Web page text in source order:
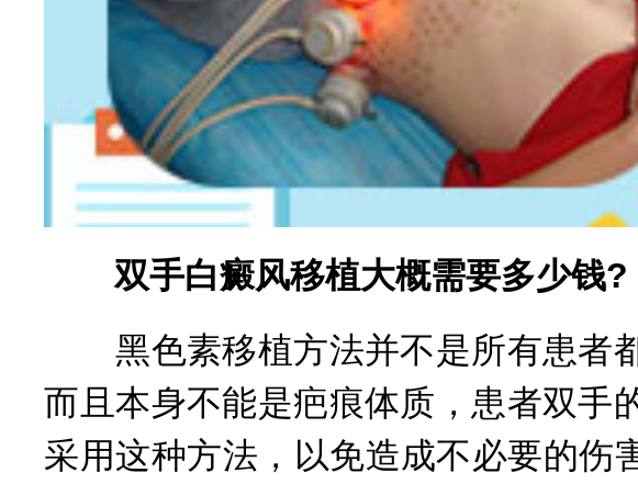
双手白癜风移植大概需要多少钱?
黑色素移植方法并不是所有患者都
而且本身不能是疤痕体质，患者双手
采用这种方法，以免造成不必要的伤